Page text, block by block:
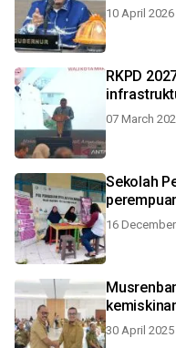
10 April 2026
RKPD 2027, Pemkot Makassar fokus
07 March
Sekolah
16
30 April 2025